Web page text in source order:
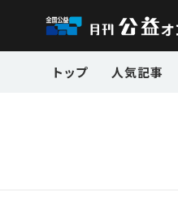
トップ 人気記事